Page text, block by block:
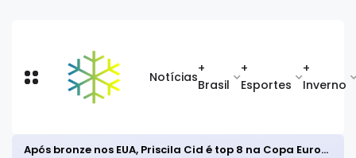
Notícias
+
Brasil
+
Esportes
+
Inverno
Após bronze nos EUA, Priscila Cid é top 8 na Copa Europeia de snowboard halfpipe